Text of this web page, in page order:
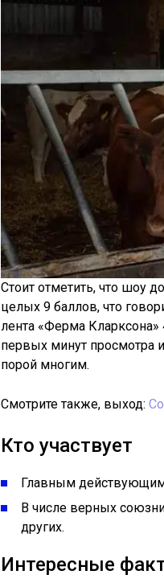
Стоит отметить, что шоу
целых 9 баллов, что
лента «Ферма
первых минут просмотра
порой многим.
Смотрите также, выход:
Кто участвует
Главным
В числе верных
других.
Интересные